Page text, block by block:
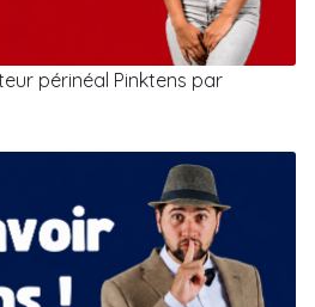
périnéal Pinktens par